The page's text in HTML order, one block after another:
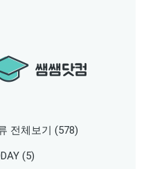
전체보기 (578)
(5)